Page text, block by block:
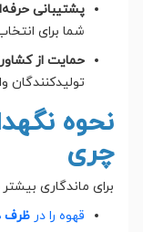
پشتیبانی
شما برای
حمایت از
تولیدکنندگان
نحوه
چری
برای ماندگاری
قهوه را در ظرف